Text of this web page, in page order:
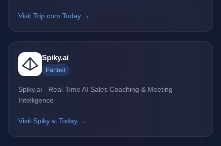
Visit Trip.com Today →
Spiky.ai
Partner
Spiky.ai - Real-Time AI Sales Coaching & Meeting
Intelligence
Visit Spiky.ai Today →